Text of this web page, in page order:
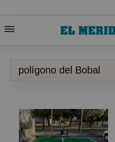
polígono del Bobal